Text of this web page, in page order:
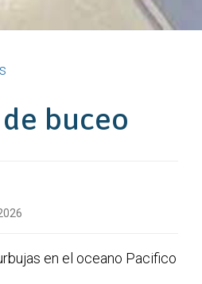
buceo
en el oceano Pacifico